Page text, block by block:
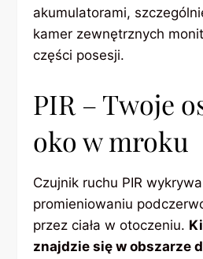
akumulatorami,
kamer zewnętrznych
części posesji.
PIR – Twoje
oko w mroku
Czujnik ruchu PIR
promieniowaniu
przez ciała w otoczeniu.
znajdzie się w obszarze